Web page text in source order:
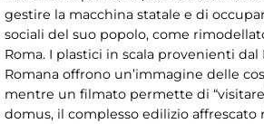
gestire la macchina statale e di
sociali del suo popolo, come
Roma. I plastici in scala provenienti
Romana offrono un’immagine delle
mentre un filmato permette di
domus, il complesso edilizio affrescato